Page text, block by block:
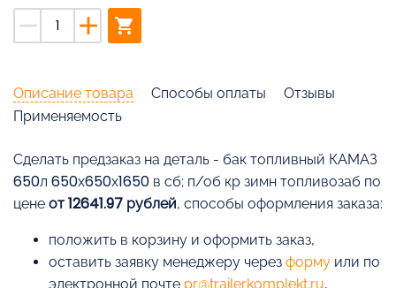
remove add shopping_cart
Описание товара Способы оплаты
Отзывы
Применяемость
Cделать предзаказ на деталь - бак топливный КАМАЗ
650л 650х650х1650 в сб; п/об кр зимн топливозаб по
цене от 12641.97 рублей, способы оформления заказа:
положить в корзину и оформить заказ,
оставить заявку менеджеру через форму или по
электронной почте pr@trailerkomplekt.ru,